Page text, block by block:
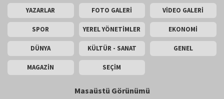
YAZARLAR FOTO GALERİ VİDEO GALERİ
SPOR YEREL YÖNETİMLER EKONOMİ
DÜNYA KÜLTÜR - SANAT GENEL
MAGAZİN SEÇİM
Masaüstü Görünümü